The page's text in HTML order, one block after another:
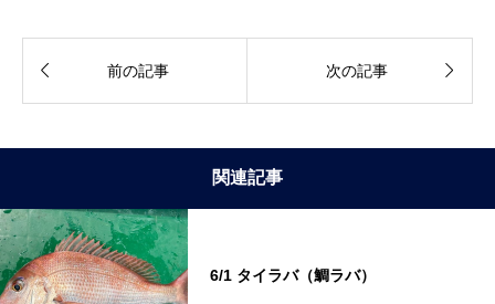
 前の記事 次の記事 
関連記事
6/1 タイラバ（鯛ラバ）